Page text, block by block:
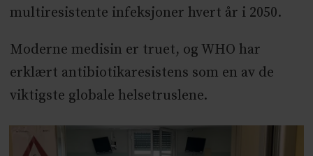
multiresistente infeksjoner hvert år i 2050.
Moderne medisin er truet, og WHO har
erklært antibiotikaresistens som en av de
viktigste globale helsetruslene.